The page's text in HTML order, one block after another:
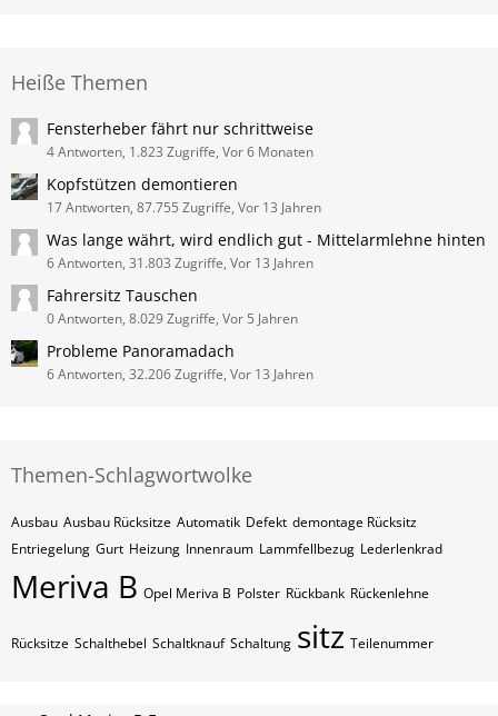
Heiße Themen
Fensterheber fährt nur schrittweise
4 Antworten, 1.823 Zugriffe, Vor 6 Monaten
Kopfstützen demontieren
17 Antworten, 87.755 Zugriffe, Vor 13 Jahren
Was lange währt, wird endlich gut - Mittelarmlehne hinten
6 Antworten, 31.803 Zugriffe, Vor 13 Jahren
Fahrersitz Tauschen
0 Antworten, 8.029 Zugriffe, Vor 5 Jahren
Probleme Panoramadach
6 Antworten, 32.206 Zugriffe, Vor 13 Jahren
Themen-Schlagwortwolke
Ausbau Ausbau Rücksitze Automatik Defekt demontage Rücksitz
Entriegelung Gurt Heizung Innenraum Lammfellbezug Lederlenkrad
Meriva B Opel Meriva B Polster Rückbank Rückenlehne
Rücksitze Schalthebel Schaltknauf Schaltung sitz Teilenummer